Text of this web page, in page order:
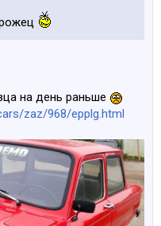
на день раньше
zaz/968/epplg.html